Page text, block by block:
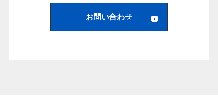
お問い合わせ